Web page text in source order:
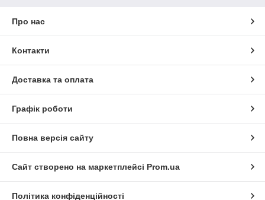
Про нас
Контакти
Доставка та оплата
Графік роботи
Повна версія сайту
Сайт створено на маркетплейсі Prom.ua
Політика конфіденційності